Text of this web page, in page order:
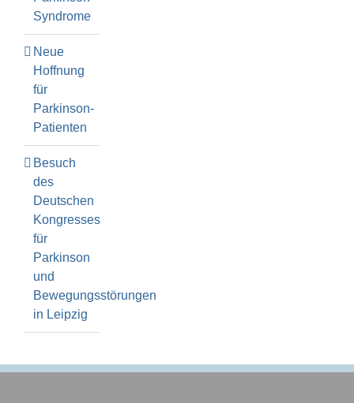
Syndrome
Neue
Hoffnung
für
Parkinson-
Patienten
Besuch
des
Deutschen
Kongresses
für
Parkinson
und
Bewegungsstörungen
in Leipzig